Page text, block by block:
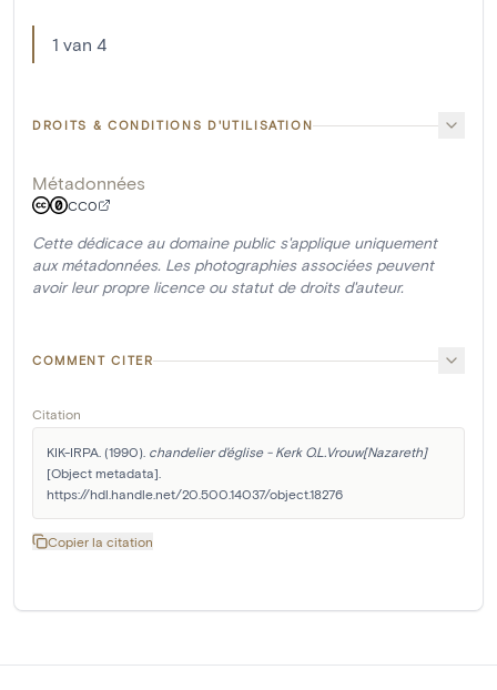
1 van 4
DROITS & CONDITIONS D'UTILISATION
Métadonnées
CC0
Cette dédicace au domaine public s'applique uniquement
aux métadonnées. Les photographies associées peuvent
avoir leur propre licence ou statut de droits d'auteur.
COMMENT CITER
Citation
KIK-IRPA. (1990). chandelier d'église - Kerk O.L.Vrouw[Nazareth]
[Object metadata].
https://hdl.handle.net/20.500.14037/object.18276
Copier la citation